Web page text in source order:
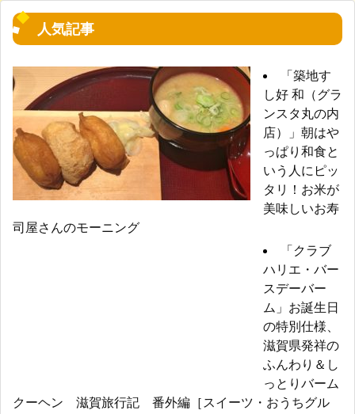
人気記事
「築地す
し好 和（グラ
ンスタ丸の内
店）」朝はや
っぱり和食と
いう人にピッ
タリ！お米が
美味しいお寿
司屋さんのモーニング
「クラブ
ハリエ・バー
スデーバー
ム」お誕生日
の特別仕様、
滋賀県発祥の
ふんわり＆し
っとりバーム
クーヘン 滋賀旅行記 番外編［スイーツ・おうちグル